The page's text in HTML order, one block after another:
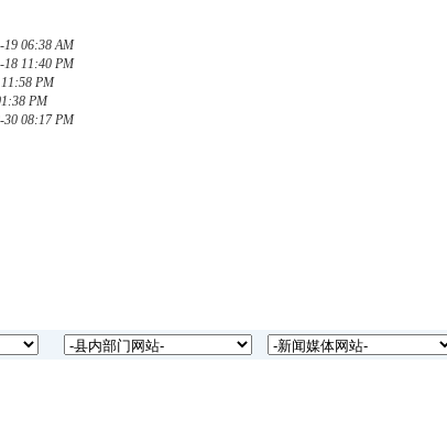
一定号召能力 组织能力
服务，有意筹备分中心的军旅企
速与中国老兵苑军网创始人鲁燕联
方设立市、县《中国老兵苑军网战
19 06:38 AM
18 11:40 PM
PM
PM
30 08:17 PM